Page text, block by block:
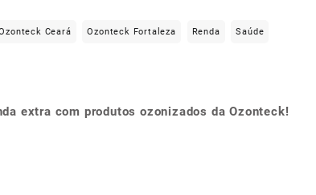
Ceará Ozonteck Fortaleza Renda Saúde
extra com produtos ozonizados da Ozonteck!